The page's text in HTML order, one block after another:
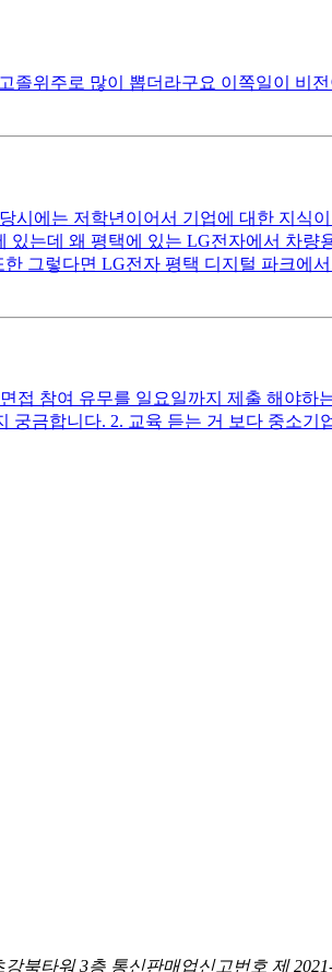
위주로 많이 뽑더라구요 이쪽일이 비
에는 저학년이어서 기업에 대한 지식
는데 왜 평택에 있는 LG전자에서 차량
그렇다면 LG전자 평택 디지털 파크에
참여 유무를 일요일까지 제출 해야하
금합니다. 2. 교육 듣는 거 보다 중소기
강북타워 3층 통신판매업신고번호 제